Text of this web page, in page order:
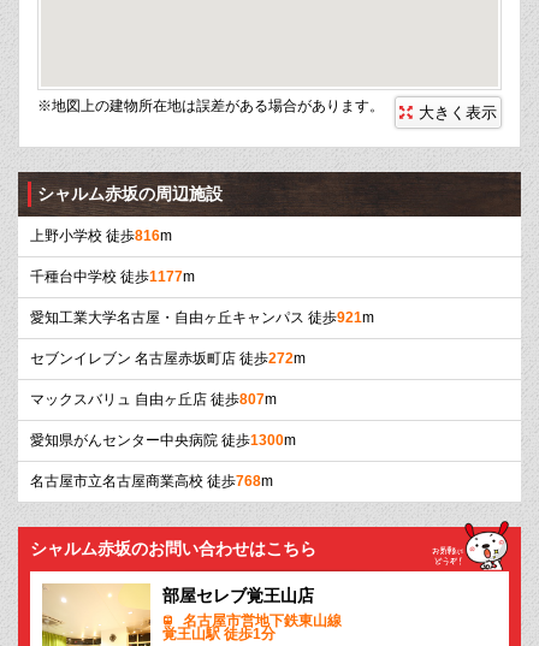
※地図上の建物所在地は誤差がある場合があります。 大きく表示
シャルム赤坂の周辺施設
上野小学校 徒歩816m
千種台中学校 徒歩1177m
愛知工業大学名古屋・自由ヶ丘キャンパス 徒歩921m
セブンイレブン 名古屋赤坂町店 徒歩272m
マックスバリュ 自由ヶ丘店 徒歩807m
愛知県がんセンター中央病院 徒歩1300m
名古屋市立名古屋商業高校 徒歩768m
シャルム赤坂のお問い合わせはこちら
部屋セレブ覚王山店
名古屋市営地下鉄東山線
覚王山駅 徒歩1分